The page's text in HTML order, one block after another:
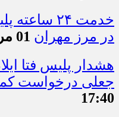
خدمت ۲۴
در مرز مهران 01 مرداد 1405 - 18:46
هشدار پلیس فتا
جعلی درخواست
17:40